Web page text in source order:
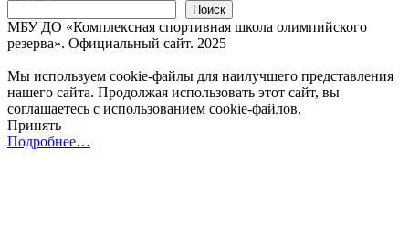
Поиск
МБУ ДО «Комплексная спортивная школа олимпийского
резерва». Официальный сайт. 2025
Мы используем cookie-файлы для наилучшего представления
нашего сайта. Продолжая использовать этот сайт, вы
соглашаетесь с использованием cookie-файлов.
Принять
Подробнее…